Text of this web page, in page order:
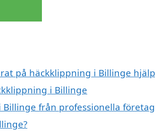
på häckklippning i Billinge
i Billinge
från professionella företag